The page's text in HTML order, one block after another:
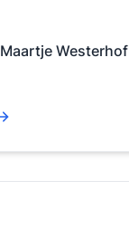
Maartje Westerhof